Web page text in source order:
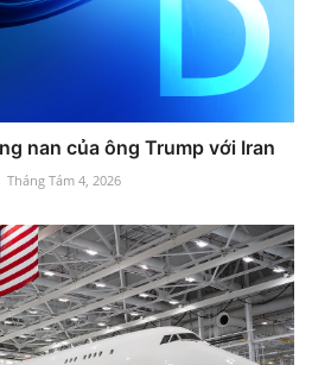
nan của ông Trump với Iran
Tháng Tám 4, 2026